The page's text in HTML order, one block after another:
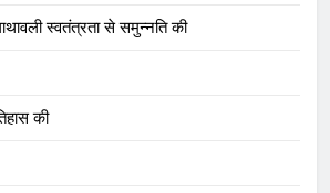
स्वतंत्रता से समुन्नति की
की